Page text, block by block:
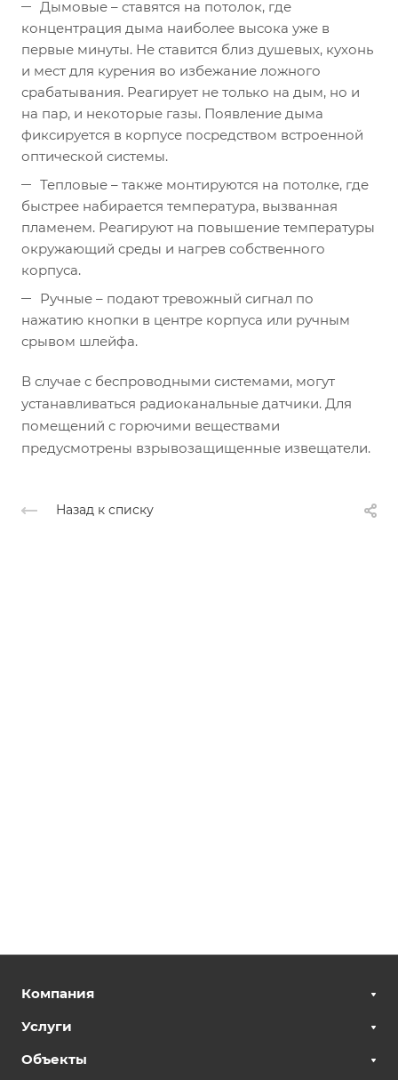
Дымовые – ставятся на потолок, где
концентрация дыма наиболее высока уже в
первые минуты. Не ставится близ душевых, кухонь
и мест для курения во избежание ложного
срабатывания. Реагирует не только на дым, но и
на пар, и некоторые газы. Появление дыма
фиксируется в корпусе посредством встроенной
оптической системы.
Тепловые – также монтируются на потолке, где
быстрее набирается температура, вызванная
пламенем. Реагируют на повышение температуры
окружающий среды и нагрев собственного
корпуса.
Ручные – подают тревожный сигнал по
нажатию кнопки в центре корпуса или ручным
срывом шлейфа.
В случае с беспроводными системами, могут
устанавливаться радиоканальные датчики. Для
помещений с горючими веществами
предусмотрены взрывозащищенные извещатели.
Назад к списку
Компания
Услуги
Объекты